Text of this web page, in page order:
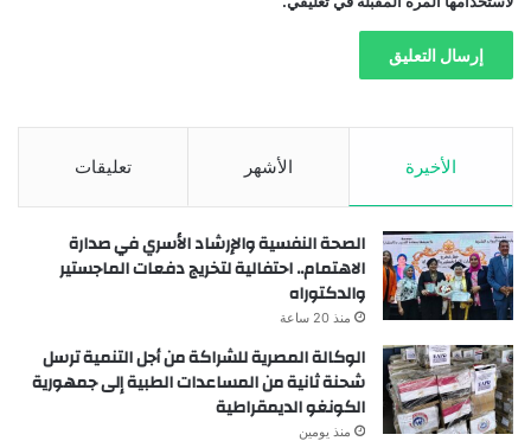
الأخيرة الأشهر تعليقات
الصحة النفسية والإرشاد الأسري في صدارة
الاهتمام.. احتفالية لتخريج دفعات الماجستير
والدكتوراه
منذ 20 ساعة
الوكالة المصرية للشراكة من أجل التنمية ترسل
شحنة ثانية من المساعدات الطبية إلى جمهورية
الكونغو الديمقراطية
منذ يومين